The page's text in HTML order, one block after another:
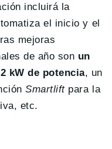
incluirá la
el inicio y el
mejoras
de año son un
kW de potencia, un
Smartliftpara la
etc.